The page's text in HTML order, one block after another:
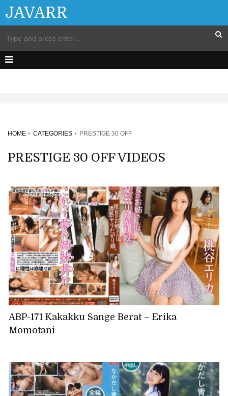
JAVARR
HOME CATEGORIES PRESTIGE 30 OFF
PRESTIGE 30 OFF VIDEOS
ABP-171 Kakakku Sange Berat – Erika
Momotani